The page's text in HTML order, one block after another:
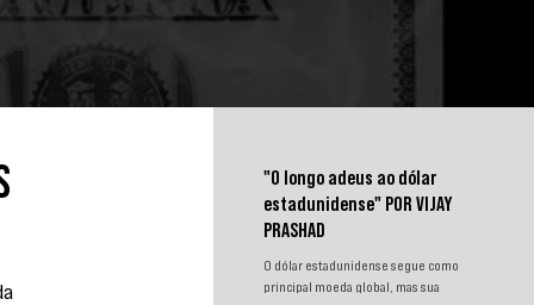
"O longo adeus ao dólar
estadunidense" POR VIJAY
PRASHAD
O dólar estadunidense segue como
principal moeda global, mas sua